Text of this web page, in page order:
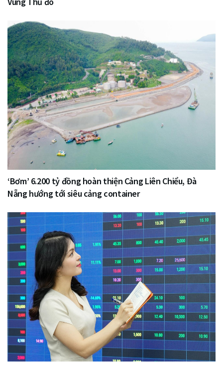
‘Bơm’ 6.200 tỷ đồng hoàn thiện Cảng Liên Chiểu, Đà
Nẵng hướng tới siêu cảng container